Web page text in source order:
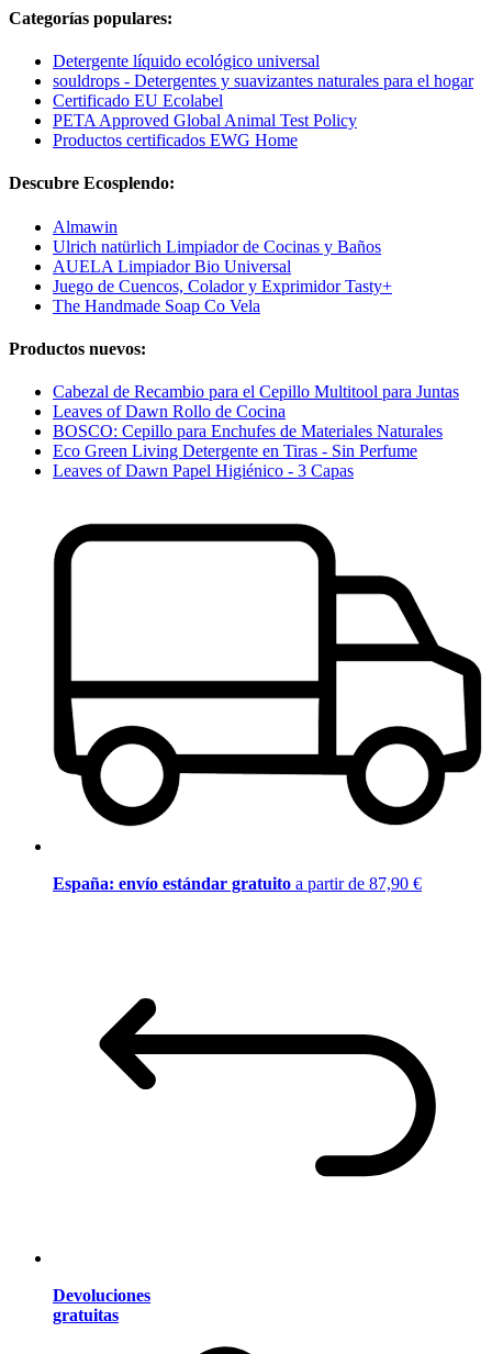
Categorías populares:
Detergente líquido ecológico universal
souldrops - Detergentes y suavizantes naturales para el hogar
Certificado EU Ecolabel
PETA Approved Global Animal Test Policy
Productos certificados EWG Home
Descubre Ecosplendo:
Almawin
Ulrich natürlich Limpiador de Cocinas y Baños
AUELA Limpiador Bio Universal
Juego de Cuencos, Colador y Exprimidor Tasty+
The Handmade Soap Co Vela
Productos nuevos:
Cabezal de Recambio para el Cepillo Multitool para Juntas
Leaves of Dawn Rollo de Cocina
BOSCO: Cepillo para Enchufes de Materiales Naturales
Eco Green Living Detergente en Tiras - Sin Perfume
Leaves of Dawn Papel Higiénico - 3 Capas
España: envío estándar gratuito a partir de 87,90 €
Devoluciones
gratuitas